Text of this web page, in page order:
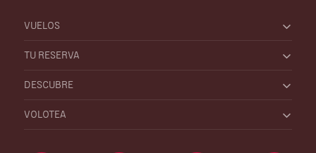
VUELOS
TU RESERVA
DESCUBRE
VOLOTEA